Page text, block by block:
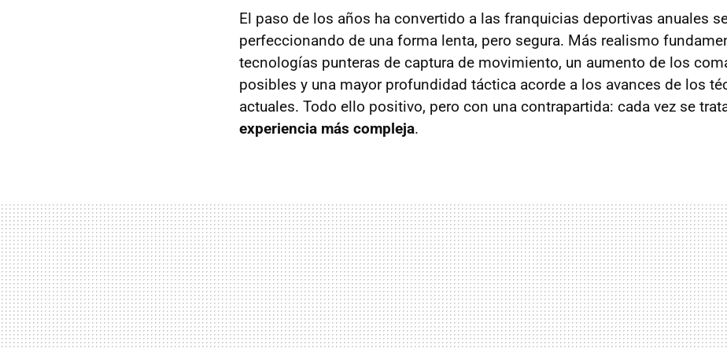
El paso de los años ha convertido a las franquicias deportivas anuales
perfeccionando de una forma lenta, pero segura. Más realismo
tecnologías punteras de captura de movimiento, un aumento de los
posibles y una mayor profundidad táctica acorde a los avances de los
actuales. Todo ello positivo, pero con una contrapartida: cada vez se
experiencia más compleja.